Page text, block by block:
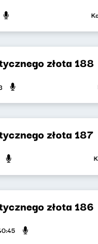
złota 188
złota 187
złota 186